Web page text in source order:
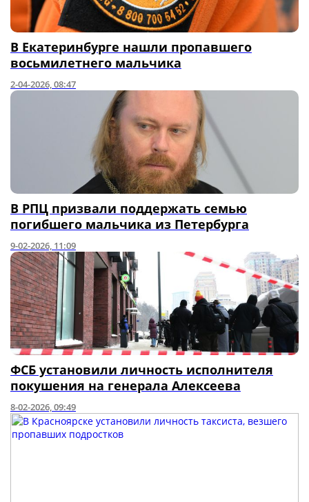
В Екатеринбурге нашли пропавшего
восьмилетнего мальчика
2-04-2026, 08:47
В РПЦ призвали поддержать семью
погибшего мальчика из Петербурга
9-02-2026, 11:09
ФСБ установили личность исполнителя
покушения на генерала Алексеева
8-02-2026, 09:49